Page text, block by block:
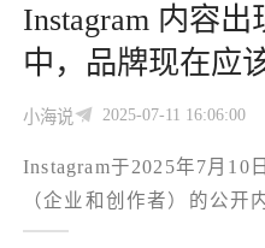
出海导航
出海交流群
了解出海网
Instagram 内容
中，品牌现在应
小海说 2025-07-11 16:06:00
Instagram于2025年7月10
（企业和创作者）的公开
索结果中。此次更新意味